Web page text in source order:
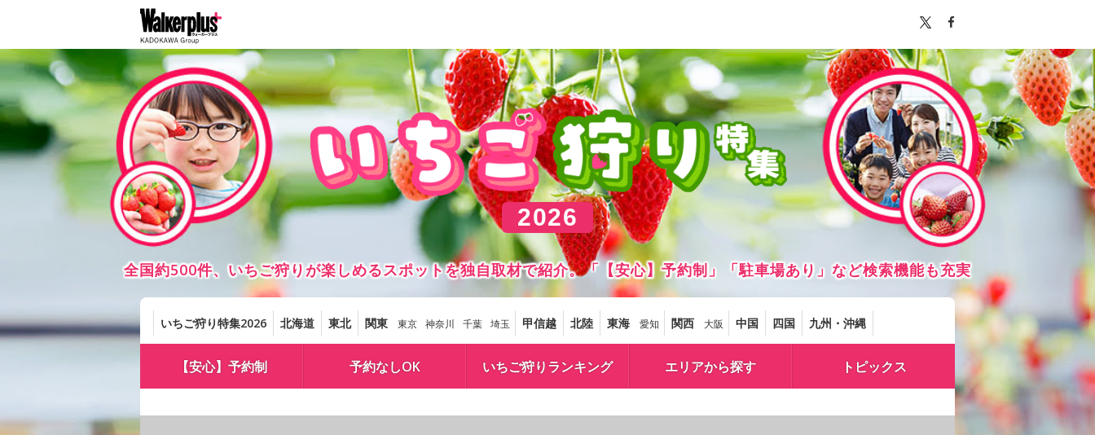
2026
全国約500件、いちご狩りが楽しめるスポットを独自取材で紹介。「【安心】予約制」「駐車場あり」など検索機能も充実
いちご狩り特集2026 北海道 東北 関東 東京 神奈川 千葉 埼玉 甲信越 北陸 東海 愛知 関西 大阪 中国 四国 九州・沖縄
【安心】予約制 予約なしOK いちご狩りランキング エリアから探す トピックス